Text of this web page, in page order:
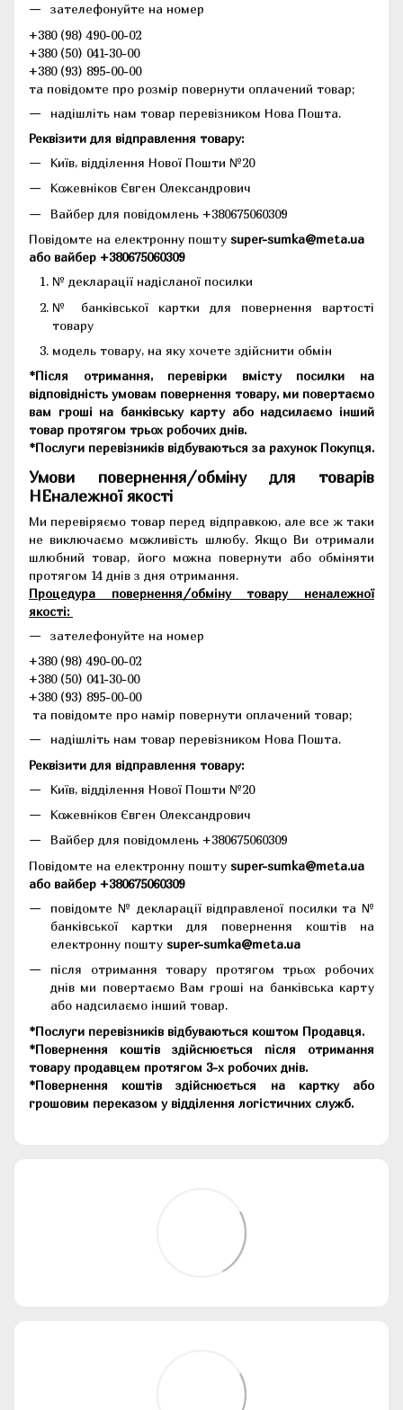
зателефонуйте на номер
+380 (98) 490-00-02
+380 (50) 041-30-00
+380 (93) 895-00-00
та повідомте про розмір повернути оплачений товар;
надішліть нам товар перевізником Нова Пошта.
Реквізити для відправлення товару:
Київ, відділення Нової Пошти №20
Кожевніков Євген Олександрович
Вайбер для повідомлень +380675060309
Повідомте на електронну пошту super-sumka@meta.ua
або вайбер +380675060309
№ декларації надісланої посилки
№ банківської картки для повернення вартості
товару
модель товару, на яку хочете здійснити обмін
*Після отримання, перевірки вмісту посилки на
відповідність умовам повернення товару, ми повертаємо
вам гроші на банківську карту або надсилаємо інший
товар протягом трьох робочих днів.
*Послуги перевізників відбуваються за рахунок Покупця.
Умови повернення/обміну для товарів
НЕналежної якості
Ми перевіряємо товар перед відправкою, але все ж таки
не виключаємо можливість шлюбу. Якщо Ви отримали
шлюбний товар, його можна повернути або обміняти
протягом 14 днів з дня отримання.
Процедура повернення/обміну товару неналежної
якості:
зателефонуйте на номер
+380 (98) 490-00-02
+380 (50) 041-30-00
+380 (93) 895-00-00
та повідомте про намір повернути оплачений товар;
надішліть нам товар перевізником Нова Пошта.
Реквізити для відправлення товару:
Київ, відділення Нової Пошти №20
Кожевніков Євген Олександрович
Вайбер для повідомлень +380675060309
Повідомте на електронну пошту super-sumka@meta.ua
або вайбер +380675060309
повідомте № декларації відправленої посилки та №
банківської картки для повернення коштів на
електронну пошту super-sumka@meta.ua
після отримання товару протягом трьох робочих
днів ми повертаємо Вам гроші на банківська карту
або надсилаємо інший товар.
*Послуги перевізників відбуваються коштом Продавця.
*Повернення коштів здійснюється після отримання
товару продавцем протягом 3-х робочих днів.
*Повернення коштів здійснюється на картку або
грошовим переказом у відділення логістичних служб.